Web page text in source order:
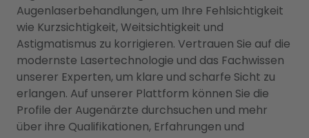
Augenlaserbehandlungen, um Ihre Fehlsichtigkeit
wie Kurzsichtigkeit, Weitsichtigkeit und
Astigmatismus zu korrigieren. Vertrauen Sie auf die
modernste Lasertechnologie und das Fachwissen
unserer Experten, um klare und scharfe Sicht zu
erlangen. Auf unserer Plattform können Sie die
Profile der Augenärzte durchsuchen und mehr
über ihre Qualifikationen, Erfahrungen und